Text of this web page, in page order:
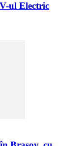
ul Electric